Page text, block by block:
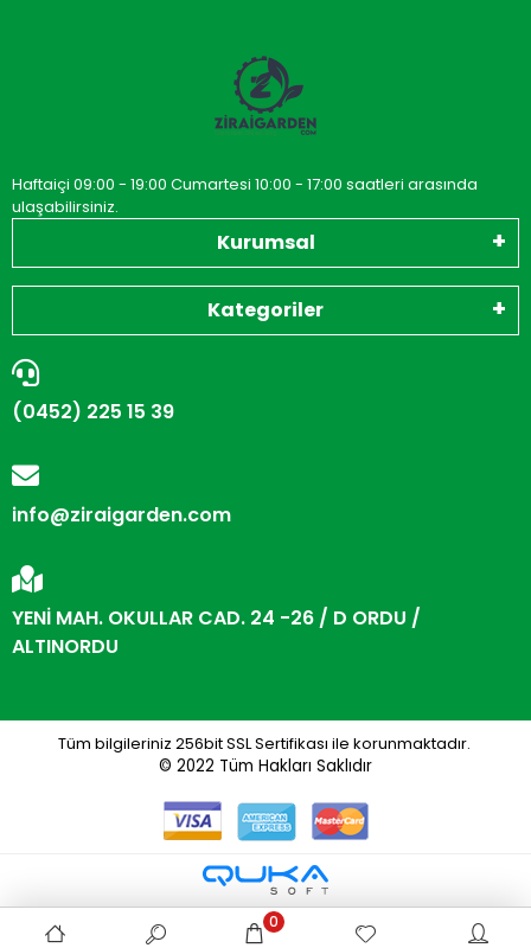
Haftaiçi 09:00 - 19:00 Cumartesi 10:00 - 17:00 saatleri arasında
ulaşabilirsiniz.
Kurumsal
Kategoriler
(0452) 225 15 39
info@ziraigarden.com
YENİ MAH. OKULLAR CAD. 24 -26 / D ORDU /
ALTINORDU
Tüm bilgileriniz 256bit SSL Sertifikası ile korunmaktadır.
© 2022 Tüm Hakları Saklıdır
0